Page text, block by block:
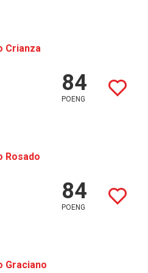
Crianza
84
POENG
Rosado
84
POENG
Graciano